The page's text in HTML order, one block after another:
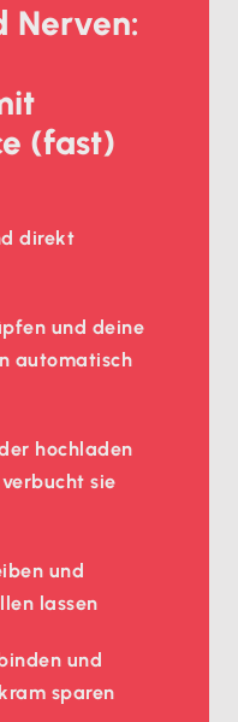
Nerven:
(fast)
direkt
und deine
automatisch
hochladen
sie
und
lassen
und
sparen